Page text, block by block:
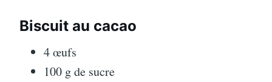
Biscuit au cacao
4 œufs
100 g de sucre